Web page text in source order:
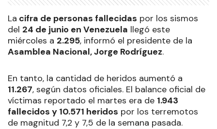
La cifra de personas fallecidas por los sismos
del 24 de junio en Venezuela llegó este
miércoles a 2.295, informó el presidente de la
Asamblea Nacional, Jorge Rodríguez.
En tanto, la cantidad de heridos aumentó a
11.267, según datos oficiales. El balance oficial de
víctimas reportado el martes era de 1.943
fallecidos y 10.571 heridos por los terremotos
de magnitud 7,2 y 7,5 de la semana pasada.